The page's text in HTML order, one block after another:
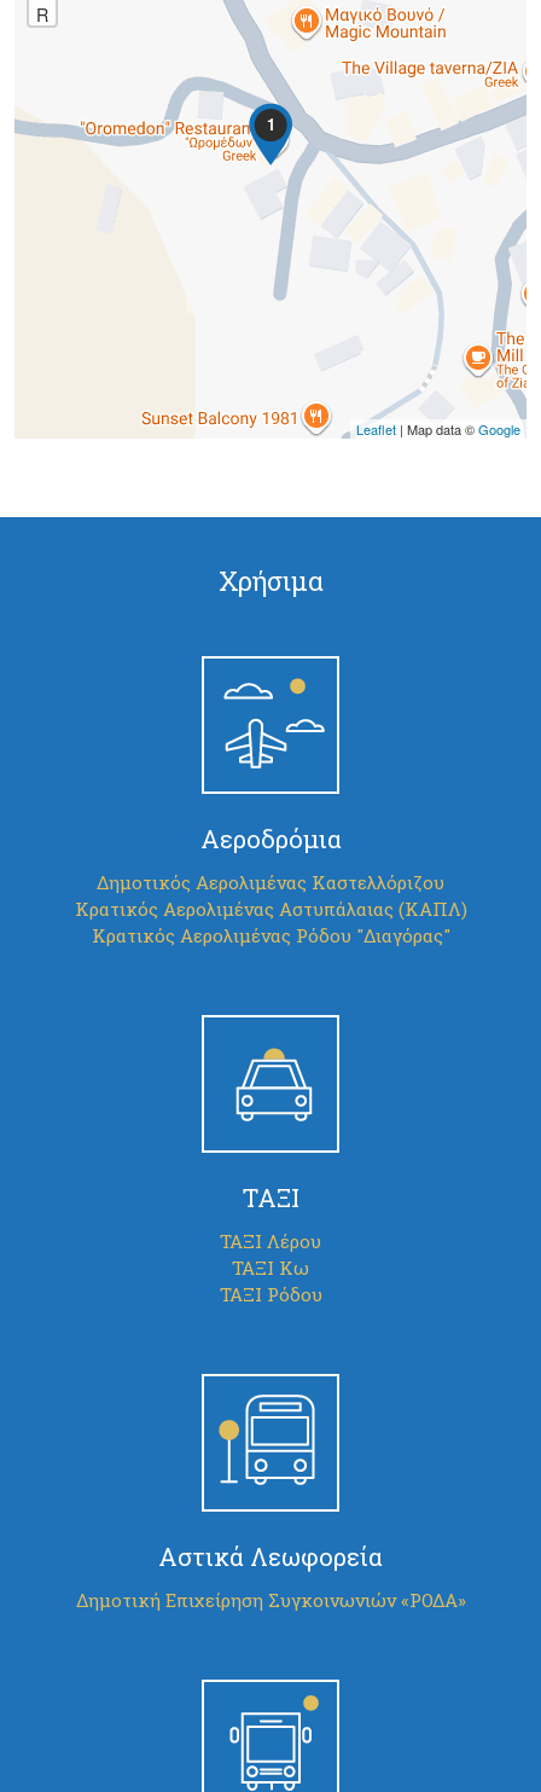
1
R
Leaflet | Map data ©Google
Χρήσιμα
Αεροδρόμια
Δημοτικός Αερολιμένας Καστελλόριζου
Κρατικός Αερολιμένας Αστυπάλαιας (ΚΑΠΛ)
Κρατικός Αερολιμένας Ρόδου "Διαγόρας"
ΤΑΞΙ
ΤΑΞΙ Λέρου
ΤΑΞΙ Κω
ΤΑΞΙ Ρόδου
Αστικά Λεωφορεία
Δημοτική Επιχείρηση Συγκοινωνιών «ΡΟΔΑ»